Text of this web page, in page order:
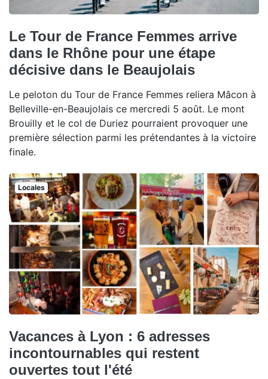
Le Tour de France Femmes arrive
dans le Rhône pour une étape
décisive dans le Beaujolais
Le peloton du Tour de France Femmes reliera Mâcon à
Belleville-en-Beaujolais ce mercredi 5 août. Le mont
Brouilly et le col de Duriez pourraient provoquer une
première sélection parmi les prétendantes à la victoire
finale.
Locales
Vacances à Lyon : 6 adresses
incontournables qui restent
ouvertes tout l'été